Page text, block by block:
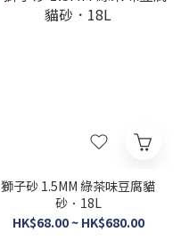
獅子砂 1.5MM 綠茶味豆腐貓
砂．18L
HK$68.00 ~ HK$680.00